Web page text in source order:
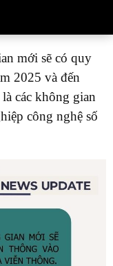
mới sẽ có quy
2025 và đến
các không gian
công nghệ số